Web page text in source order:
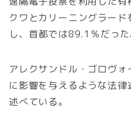
クワとカリーニングラー
し、首都では89.1％だった
アレクサンドル・ゴロヴ
に影響を与えるような法
述べている。